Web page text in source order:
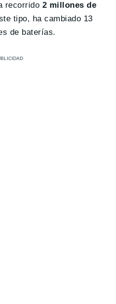
recorrido 2 millones de
tipo, ha cambiado 13
de baterías.